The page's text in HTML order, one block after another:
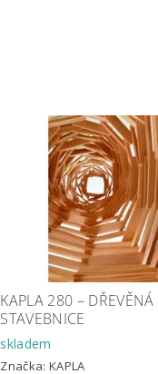
KAPLA 280 – DŘEVĚNÁ
STAVEBNICE
skladem
Značka:KAPLA